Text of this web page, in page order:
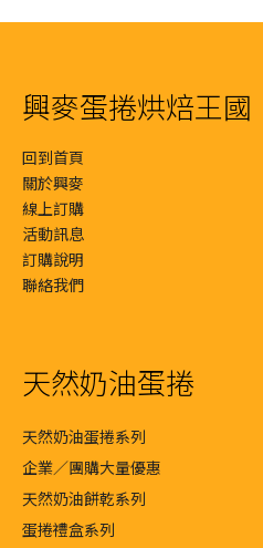
興麥蛋捲烘焙王國
回到首頁
關於興麥
線上訂購
活動訊息
訂購說明
聯絡我們
天然奶油蛋捲
天然奶油蛋捲系列
企業／團購大量優惠
天然奶油餅乾系列
蛋捲禮盒系列